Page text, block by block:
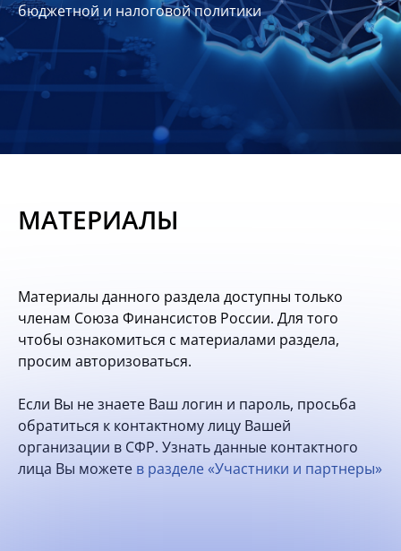
Планы
отчеты
Контакты
Материалы
опытом
Вступить
бюджетной и налоговой политики
МАТЕРИАЛЫ
Материалы данного раздела доступны только
членам Союза Финансистов России. Для того
чтобы ознакомиться с материалами раздела,
просим авторизоваться.
Если Вы не знаете Ваш логин и пароль, просьба
обратиться к контактному лицу Вашей
организации в СФР. Узнать данные контактного
лица Вы можете в разделе «Участники и партнеры»